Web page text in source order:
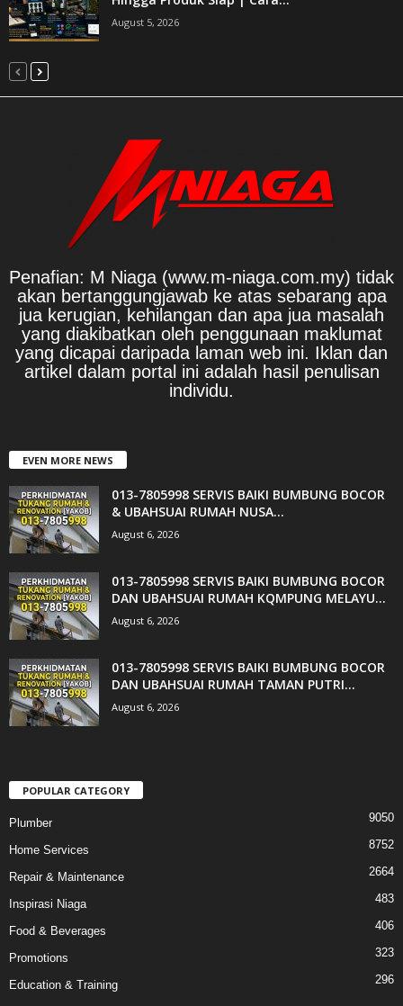
August 5, 2026
Penafian: M Niaga (www.m-niaga.com.my) tidak
akan bertanggungjawab ke atas sebarang apa
jua kerugian, kehilangan dan apa jua masalah
yang diakibatkan oleh penggunaan maklumat
yang dicapai daripada laman web ini. Iklan dan
artikel dalam portal ini adalah hasil penulisan
individu.
EVEN MORE NEWS
013-7805998 SERVIS BAIKI BUMBUNG BOCOR
& UBAHSUAI RUMAH NUSA...
August 6, 2026
013-7805998 SERVIS BAIKI BUMBUNG BOCOR
DAN UBAHSUAI RUMAH KQMPUNG MELAYU...
August 6, 2026
013-7805998 SERVIS BAIKI BUMBUNG BOCOR
DAN UBAHSUAI RUMAH TAMAN PUTRI...
August 6, 2026
POPULAR CATEGORY
Plumber 9050
Home Services 8752
Repair & Maintenance 2664
Inspirasi Niaga 483
Food & Beverages 406
Promotions 323
Education & Training 296